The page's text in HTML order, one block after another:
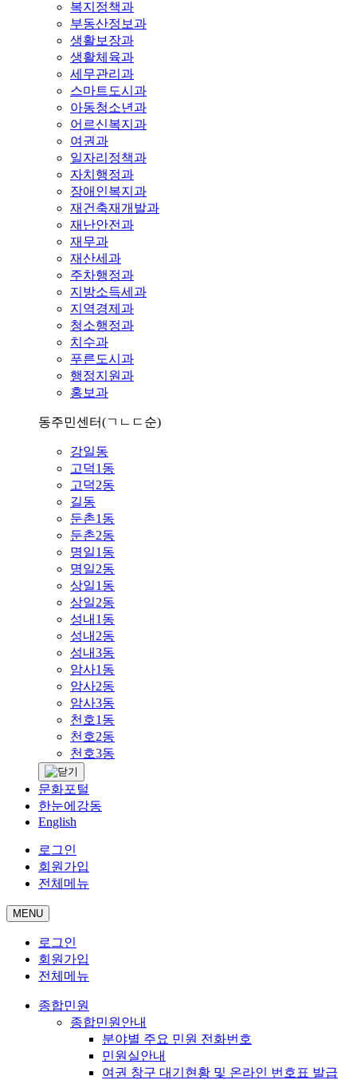
복지정책과
부동산정보과
생활보장과
생활체육과
세무관리과
스마트도시과
아동청소년과
어르신복지과
여권과
일자리정책과
자치행정과
장애인복지과
재건축재개발과
재난안전과
재무과
재산세과
주차행정과
지방소득세과
지역경제과
청소행정과
치수과
푸른도시과
행정지원과
홍보과
동주민센터(ㄱㄴㄷ순)
강일동
고덕1동
고덕2동
길동
둔촌1동
둔촌2동
명일1동
명일2동
상일1동
상일2동
성내1동
성내2동
성내3동
암사1동
암사2동
암사3동
천호1동
천호2동
천호3동
문화포털
한눈에강동
English
로그인
회원가입
전체메뉴
MENU
로그인
회원가입
전체메뉴
종합민원
종합민원안내
분야별 주요 민원 전화번호
민원실안내
여권 창구 대기현황 및 온라인 번호표 발급